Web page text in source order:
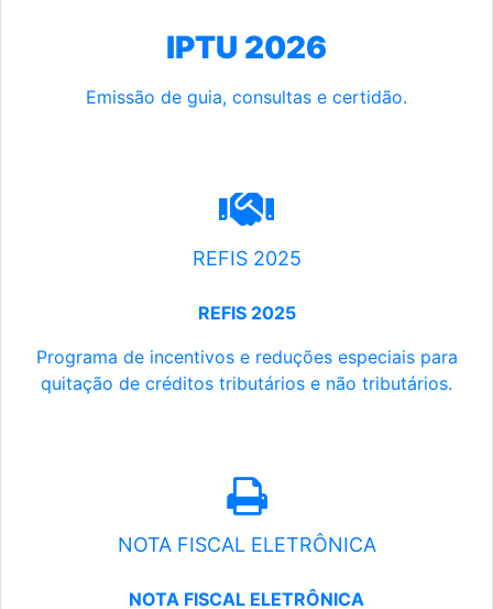
IPTU 2026
Emissão de guia, consultas e certidão.
REFIS 2025
REFIS 2025
Programa de incentivos e reduções especiais para
quitação de créditos tributários e não tributários.
NOTA FISCAL ELETRÔNICA
NOTA FISCAL ELETRÔNICA